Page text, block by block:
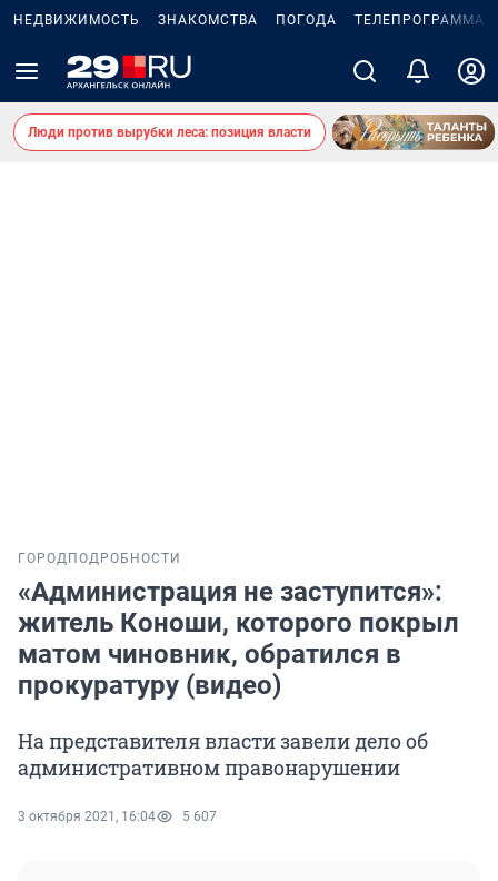
НЕДВИЖИМОСТЬ ЗНАКОМСТВА ПОГОДА ТЕЛЕПРОГРАММА
Люди против вырубки леса: позиция власти
ГОРОД ПОДРОБНОСТИ
«Администрация не заступится»:
житель Коноши, которого покрыл
матом чиновник, обратился в
прокуратуру (видео)
На представителя власти завели дело об
административном правонарушении
3 октября 2021, 16:04 5 607